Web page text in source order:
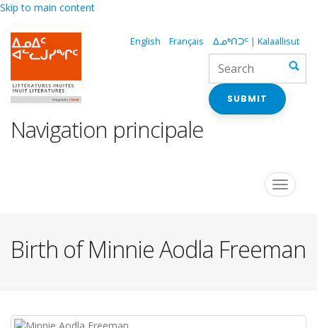
Skip to main content
English Français ᐃᓄᒃᑎᑐᑦ | Kalaallisut
SUBMIT
Navigation principale
Toggle
Birth of Minnie Aodla Freeman